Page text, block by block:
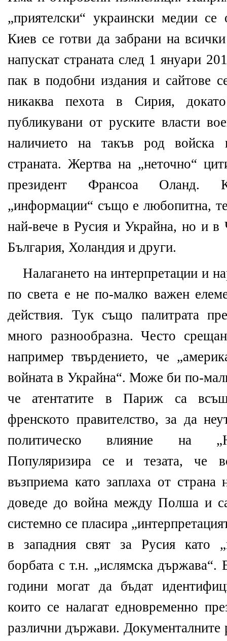
„приятелски“ украински медии се
Киев се готви да забрани на
напускат страната след 1 януари
пак в подобни издания и сайтове
никаква пехота в Сирия,
публикувани от руските власти
наличието на такъв род войска
страната. Жертва на „неточно“
президент Франсоа Оланд.
„информации“ също е любопитна,
най-вече в Русия и Украйна, но и в
България, Холандия и други.
Налагането на интерпретации и
по света е не по-малко важен
действия. Тук също палитрата
много разнообразна. Често
например твърдението, че
войната в Украйна“. Може би по-
че атентатите в Париж са
френското правителство, за да
политическо влияние на
Популяризира се и тезата, че
възприема като заплаха от
доведе до война между Полша и
системно се пласира
в западния свят за Русия като
борбата с т.н. „ислямска
години могат да бъдат
които се налагат едновременно
различни държави. Документалните